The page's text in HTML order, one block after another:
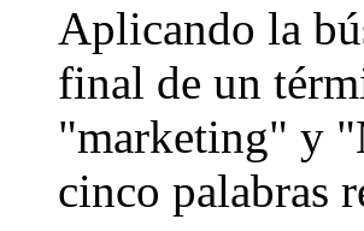
Aplicando la
final de un
"marketing" y
cinco palabras